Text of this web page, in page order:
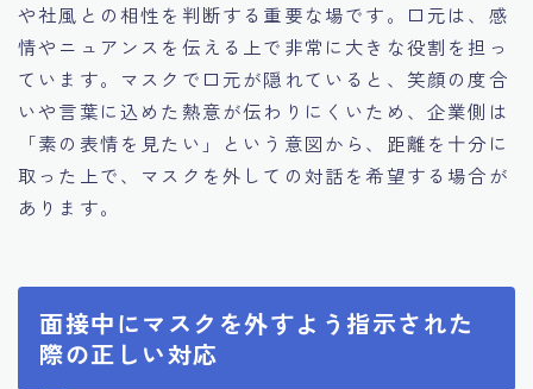
や社風との相性を判断する重要な場です。口元は、感
情やニュアンスを伝える上で非常に大きな役割を担っ
ています。マスクで口元が隠れていると、笑顔の度合
いや言葉に込めた熱意が伝わりにくいため、企業側は
「素の表情を見たい」という意図から、距離を十分に
取った上で、マスクを外しての対話を希望する場合が
あります。
面接中にマスクを外すよう指示された
際の正しい対応